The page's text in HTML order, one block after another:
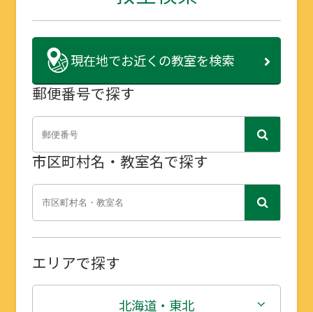
現在地でお近くの教室を検索
郵便番号で探す
市区町村名・教室名で探す
エリアで探す
北海道・東北